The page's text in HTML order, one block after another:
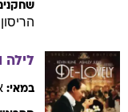
הריסון
לילה
במאי: